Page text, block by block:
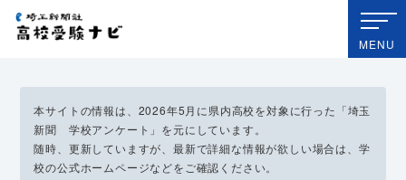
埼玉新聞社 高校受験ナビ
MENU
本サイトの情報は、2026年5月に県内高校を対象に行った「埼玉
新聞 学校アンケート」を元にしています。
随時、更新していますが、最新で詳細な情報が欲しい場合は、学
校の公式ホームページなどをご確認ください。